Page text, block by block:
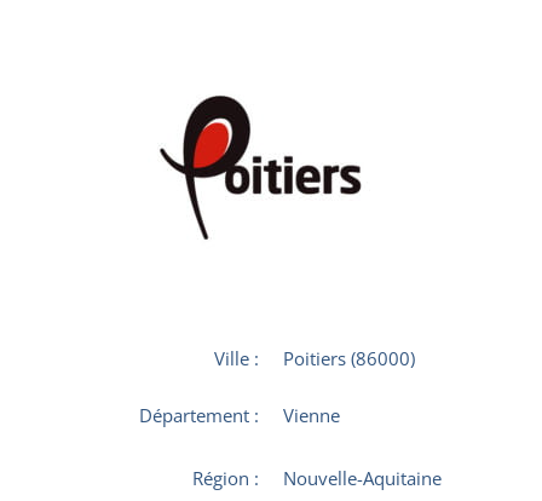
Ville : Poitiers (86000)
Département : Vienne
Région : Nouvelle-Aquitaine